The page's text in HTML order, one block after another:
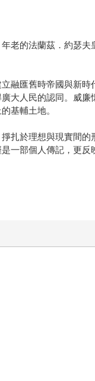
老的法蘭茲．約瑟
融匯舊時帝國與新
大人民的認同。威
基輔土地。
扎於理想與現實間
一部個人傳記，更